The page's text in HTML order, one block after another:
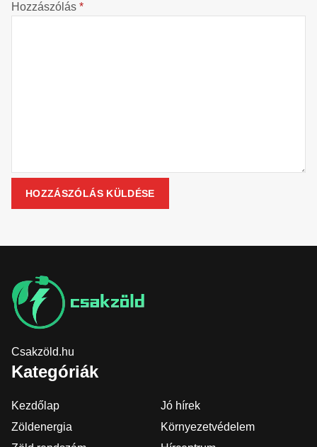
Hozzászólás *
Csakzöld.hu
Kategóriák
Kezdőlap
Jó hírek
Zöldenergia
Környezetvédelem